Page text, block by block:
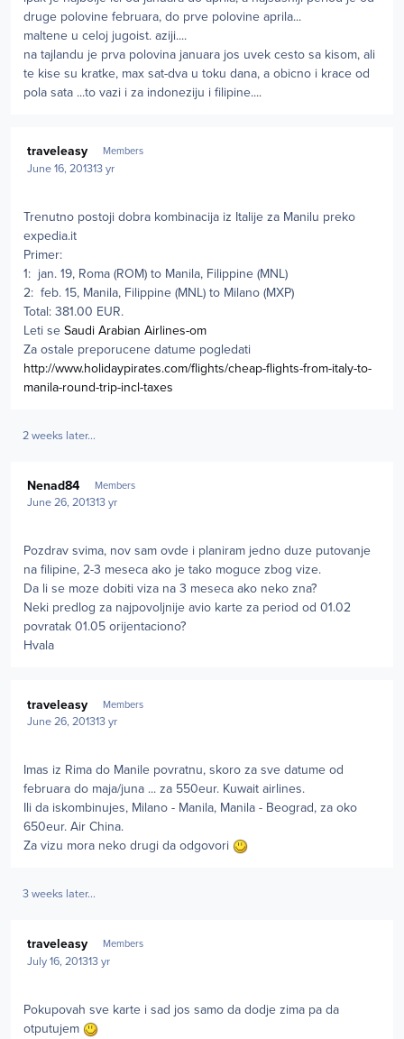
druge polovine februara, do prve polovine aprila...
maltene u celoj jugoist. aziji....
na tajlandu je prva polovina januara jos uvek cesto sa kisom, ali
te kise su kratke, max sat-dva u toku dana, a obicno i krace od
pola sata ...to vazi i za indoneziju i filipine....
traveleasy Members
June 16, 201313 yr
Trenutno postoji dobra kombinacija iz Italije za Manilu preko
expedia.it
Primer:
1: jan. 19, Roma (ROM) to Manila, Filippine (MNL)
2: feb. 15, Manila, Filippine (MNL) to Milano (MXP)
Total: 381.00 EUR.
Leti se Saudi Arabian Airlines-om
Za ostale preporucene datume pogledati
http://www.holidaypirates.com/flights/cheap-flights-from-italy-to-
manila-round-trip-incl-taxes
2 weeks later...
Nenad84 Members
June 26, 201313 yr
Pozdrav svima, nov sam ovde i planiram jedno duze putovanje
na filipine, 2-3 meseca ako je tako moguce zbog vize.
Da li se moze dobiti viza na 3 meseca ako neko zna?
Neki predlog za najpovoljnije avio karte za period od 01.02
povratak 01.05 orijentaciono?
Hvala
traveleasy Members
June 26, 201313 yr
Imas iz Rima do Manile povratnu, skoro za sve datume od
februara do maja/juna ... za 550eur. Kuwait airlines.
Ili da iskombinujes, Milano - Manila, Manila - Beograd, za oko
650eur. Air China.
Za vizu mora neko drugi da odgovori
3 weeks later...
traveleasy Members
July 16, 201313 yr
Pokupovah sve karte i sad jos samo da dodje zima pa da
otputujem